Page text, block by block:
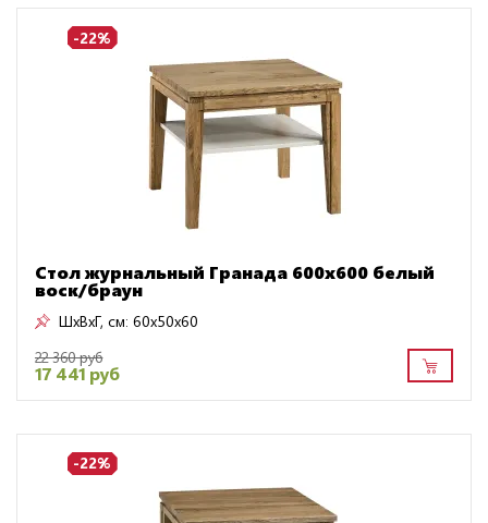
-22%
Стол журнальный Гранада 600х600 белый
воск/браун
ШxВxГ, см: 60x50x60
22 360 руб
17 441 руб
-22%